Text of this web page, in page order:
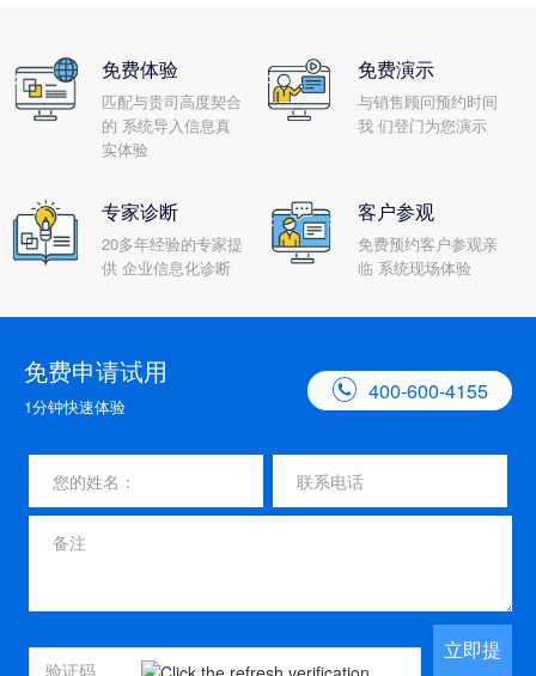
免费体验
匹配与贵司高度契合
的 系统导入信息真
实体验
免费演示
与销售顾问预约时间
我 们登门为您演示
专家诊断
20多年经验的专家提
供 企业信息化诊断
客户参观
免费预约客户参观亲
临 系统现场体验
免费申请试用
1分钟快速体验
 400-600-4155
立即提